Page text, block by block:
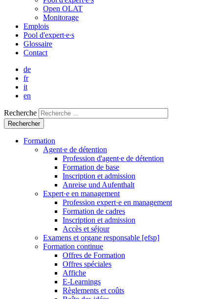
Open OLAT
Monitorage
Emplois
Pool d'expert∙e∙s
Glossaire
Contact
de
fr
it
en
Recherche
Formation
Agent∙e de détention
Profession d'agent∙e de détention
Formation de base
Inscription et admission
Anreise und Aufenthalt
Expert·e en management
Profession expert·e en management
Formation de cadres
Inscription et admission
Accès et séjour
Examens et organe responsable [efsp]
Formation continue
Offres de Formation
Offres spéciales
Affiche
E-Learnings
Règlements et coûts